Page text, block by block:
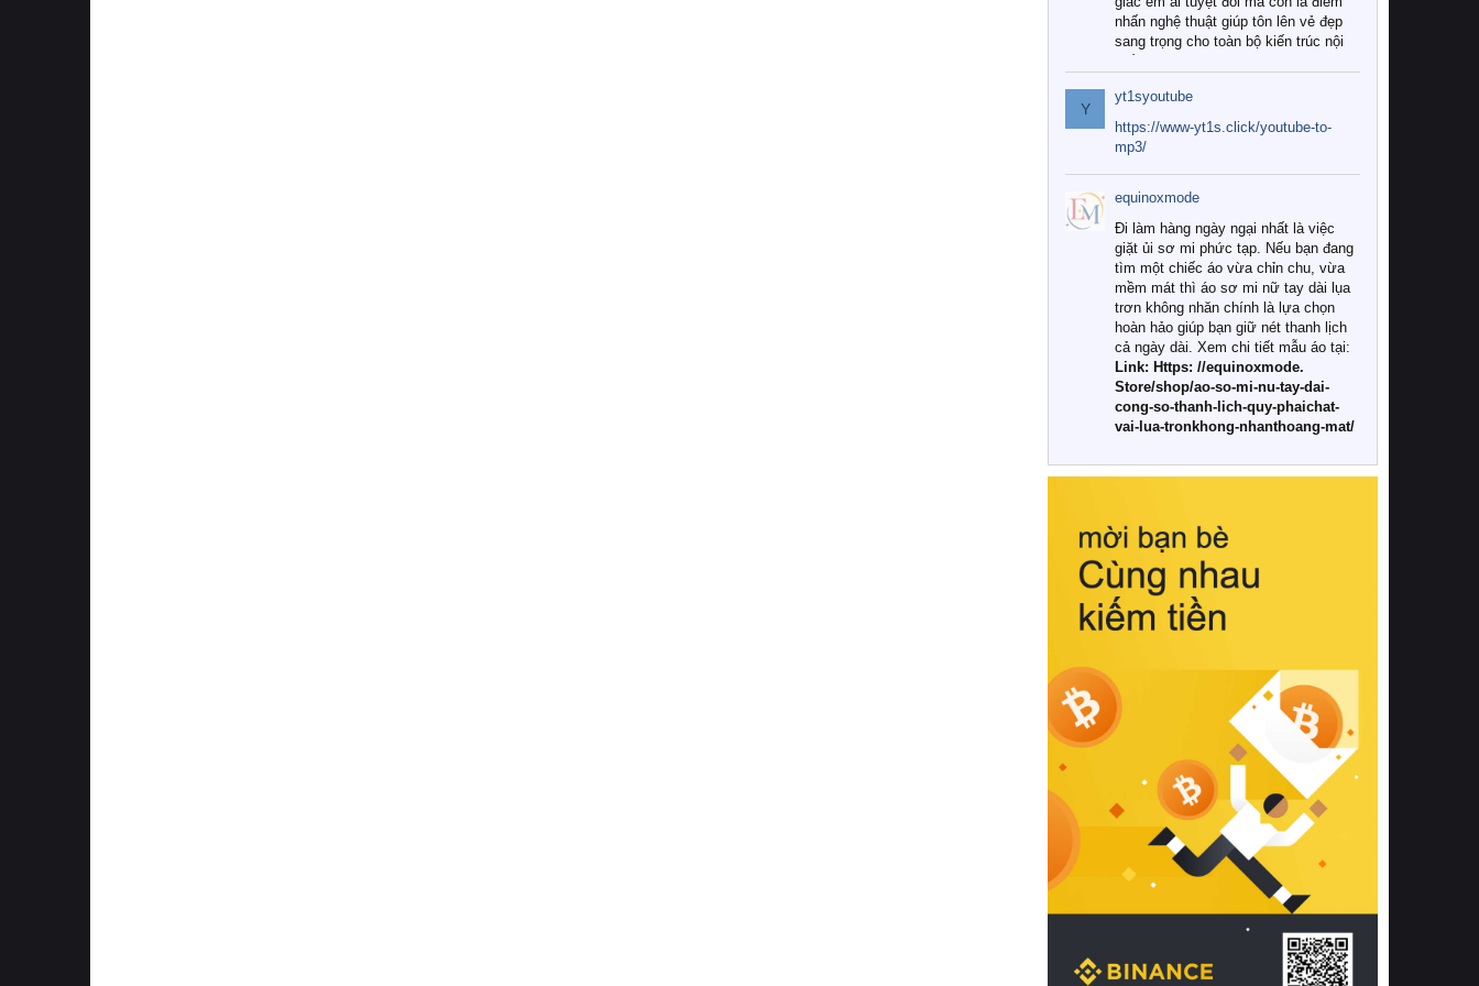
nhấn nghệ thuật giúp tôn lên vẻ đẹp
sang trọng cho toàn bộ kiến trúc nội
Tuy nhiên, giữa thị trường đa dạng
với vô vàn thương hiệu và mẫu mã
như hiện nay, làm thế nào để chọn
được những bộ chăn ga gối đệm cao
cấp thực sự chất lượng, phù hợp với
khí hậu và nhu cầu sử dụng của gia
đình? Hãy cùng chúng tôi đi tìm lời
giải đáp chi tiết qua bài viết dưới đây.
1. Tại sao các gia đình hiện đại lại ưa
chuộng chăn ga gối đệm cao cấp?
Khác với các dòng sản phẩm thông
thường, những bộ chăn ga gối đệm
cao cấp trải qua quy trình sản xuất
nghiêm ngặt từ khâu chọn lọc nguyên
liệu tự nhiên đến công nghệ dệt
nhuộm hiện đại không chứa hóa chất
này, bạn sẽ cảm nhận rõ rệt sự khác
hồi chuẩn xác của phần đệm nâng đỡ
cột sống.
Bên cạnh đó, việc lựa chọn các dòng
sản phẩm đạt chuẩn chất lượng quốc
tế còn giúp ngăn ngừa tình trạng kích
khuẩn và nấm mốc trong điều kiện
thời tiết nóng ẩm. Bạn có thể tìm hiểu
thêm các nghiên cứu khoa học về tác
động của giấc ngủ và môi trường
phòng ngủ đối với sức khỏe con
người tại Sleep Foundation (External
Link) để có cái nhìn toàn diện hơn.
2. Các tiêu chí vàng khi lựa chọn
chăn ga gối đệm cao cấp cho phòng
ngủ
Để sở hữu một bộ chăn ga gối đệm
cao cấp hoàn hảo cả về thẩm mỹ lẫn
công năng, người tiêu dùng cần cân
nhắc kỹ lưỡng các tiêu chí quan trọng
Y
yt1syoutube
https://www-yt1s.click/youtube-to-
mp3/
equinoxmode
Đi làm hàng ngày ngại nhất là việc
giặt ủi sơ mi phức tạp. Nếu bạn đang
tìm một chiếc áo vừa chỉn chu, vừa
mềm mát thì áo sơ mi nữ tay dài lụa
trơn không nhăn chính là lựa chọn
hoàn hảo giúp bạn giữ nét thanh lịch
cả ngày dài. Xem chi tiết mẫu áo tại:
Link: Https: //equinoxmode.
Store/shop/ao-so-mi-nu-tay-dai-
cong-so-thanh-lich-quy-phaichat-
vai-lua-tronkhong-nhanthoang-mat/